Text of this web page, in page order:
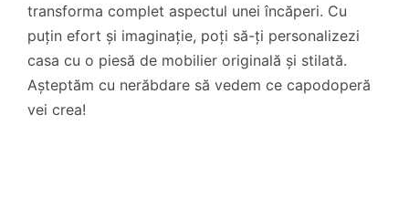
transforma complet aspectul unei încăperi. Cu
puțin efort și imaginație, poți să-ți personalizezi
casa cu o piesă de mobilier originală și stilată.
Așteptăm cu nerăbdare să vedem ce capodoperă
vei crea!